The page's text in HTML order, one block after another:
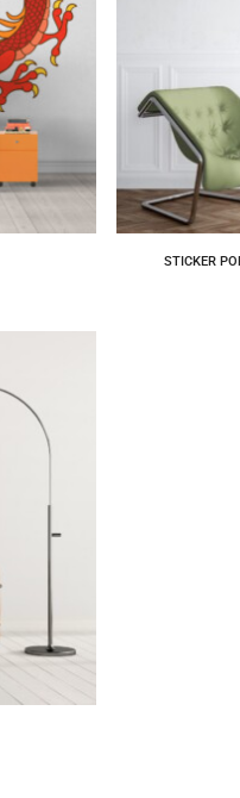
STICKER